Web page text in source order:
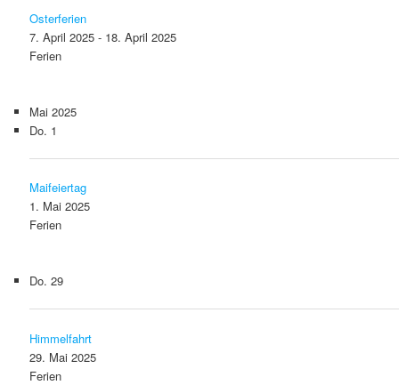
Osterferien
7. April 2025- 18. April 2025
Ferien
Mai 2025
Do. 1
Maifeiertag
1. Mai 2025
Ferien
Do. 29
Himmelfahrt
29. Mai 2025
Ferien